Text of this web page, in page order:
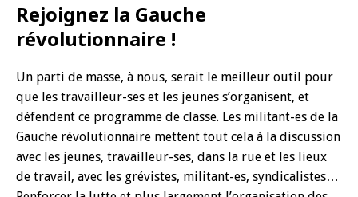
Rejoignez la Gauche
révolutionnaire !
Un parti de masse, à nous, serait le meilleur outil pour
que les travailleur-ses et les jeunes s’organisent, et
défendent ce programme de classe. Les militant-es de la
Gauche révolutionnaire mettent tout cela à la discussion
avec les jeunes, travailleur-ses, dans la rue et les lieux
de travail, avec les grévistes, militant-es, syndicalistes…